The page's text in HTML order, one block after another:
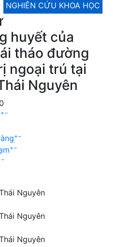
NGHIÊN CỨU KHOA HỌC
huyết của
tháo đường
ngoại trú tại
Nguyên
+−
+−
+−
−
Nguyên
Nguyên
Nguyên